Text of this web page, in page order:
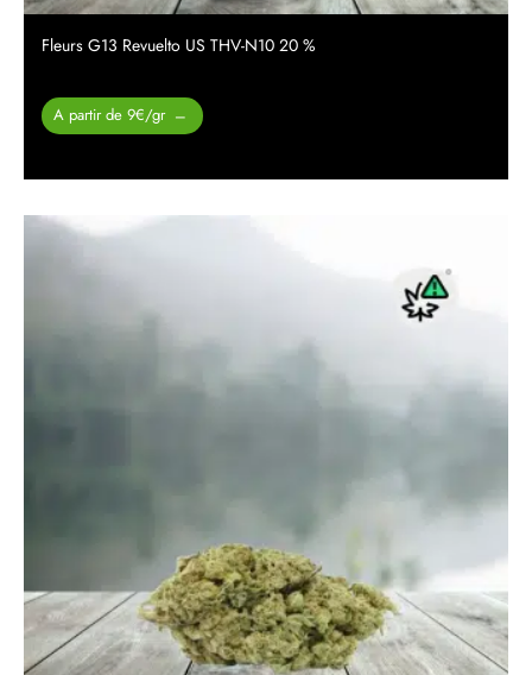
Fleurs G13 Revuelto US THV-N10 20 %
A partir de 9€/gr –
Plage de
prix :
à